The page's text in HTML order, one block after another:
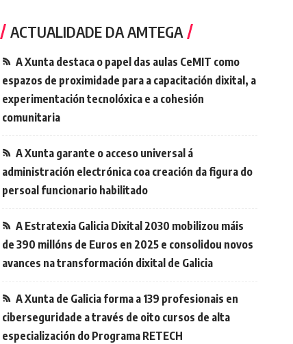
ACTUALIDADE DA AMTEGA
A Xunta destaca o papel das aulas CeMIT como
espazos de proximidade para a capacitación dixital, a
experimentación tecnolóxica e a cohesión
comunitaria
A Xunta garante o acceso universal á
administración electrónica coa creación da figura do
persoal funcionario habilitado
A Estratexia Galicia Dixital 2030 mobilizou máis
de 390 millóns de Euros en 2025 e consolidou novos
avances na transformación dixital de Galicia
A Xunta de Galicia forma a 139 profesionais en
ciberseguridade a través de oito cursos de alta
especialización do Programa RETECH